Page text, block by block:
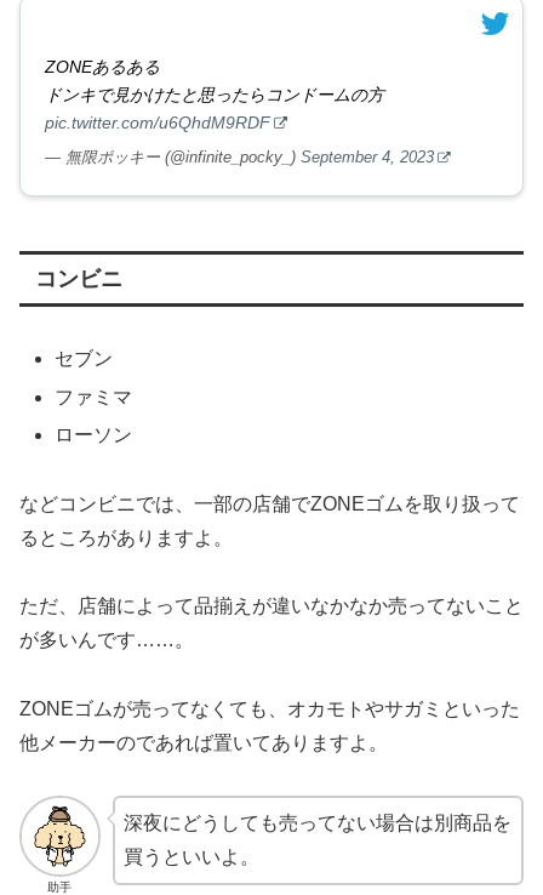
ZONEあるある
ドンキで見かけたと思ったらコンドームの方
pic.twitter.com/u6QhdM9RDF
— 無限ポッキー (@infinite_pocky_) September 4, 2023
コンビニ
セブン
ファミマ
ローソン
などコンビニでは、一部の店舗でZONEゴムを取り扱って
るところがありますよ。
ただ、店舗によって品揃えが違いなかなか売ってないこと
が多いんです……。
ZONEゴムが売ってなくても、オカモトやサガミといった
他メーカーのであれば置いてありますよ。
助手
深夜にどうしても売ってない場合は別商品を
買うといいよ。